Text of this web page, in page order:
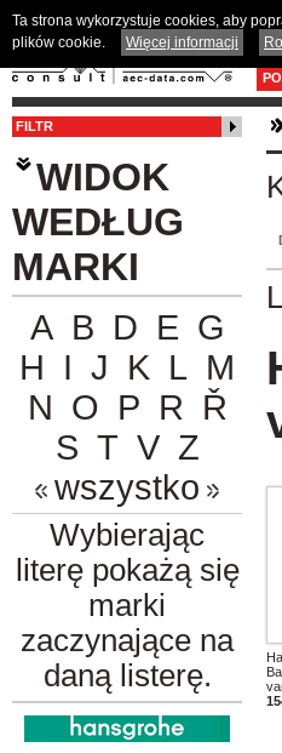
FILTR
WIDOK
WEDŁUG
MARKI
A B D E G
H I J K L M
N O P R Ř
S T V Z
wszystko
Wybierając
literę pokażą się
marki
zaczynające na
daną listerę.
Ta strona wykorzystuje cookies, aby
plików cookie.
Więcej informacji